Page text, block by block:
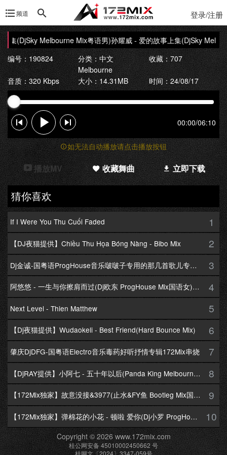
频道 登录/注册
集(DjSky Melbourne Mix粤语男)孙耀威 - 爱的故事上集(DjSky
编号：190824
分类：中文
Melbourne
收藏：707
音质：320 Kbps 大小：14.31MB 时间：24/08/17
00:00/06:10
如无法自动播放请点击播放按钮
播放MV 收藏舞曲 立即下载
猜你喜欢
If I Were You Thu Cuối Faded 1
【DJ夜猫提供】Chiều Thu Họa Bóng Nàng - Bibo Mix 2
Dj金诚-国粤语ProgHouse音乐啵啵子专用的那几首歌儿专辑172Mix串烧 3
阿悠悠 - 一生与你擦肩而过(Dj欧东 ProgHouse Mix国语女)Dj小耀修改 4
Next Level - Thien Matthew 5
【Dj夜猫提供】Wudaokeli - Best Friend(Hard Bounce Mix) 6
肇庆DjDFG-国粤语Electro音乐毒药好听抒情专辑172Mix串烧 7
【DjRAY提供】小阿七 - 五十年以后(Panda King Melbourne Mix国语女) 8
【172Mix独家】故意没接&3977(止水&FY鱼 Bootleg Mix国语男) 9
【172Mix独家】弹棉花的小花 - 顿啦 爱你(Dj小罗 ProgHouse Mix国语女)v2 10
Copyright © 2026 www.172mix.com
桂公网安备 45010002450662 号
桂网文〔2024〕3347-059号